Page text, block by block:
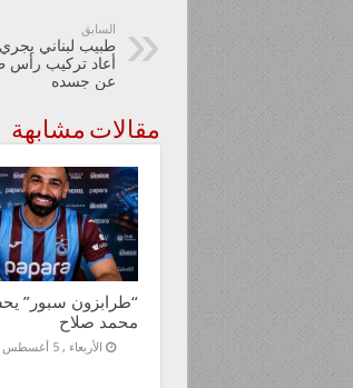
السابق
طبيب لبناني
أعاد تركيب رأس
عن جسده
مقالات مشابهة
“طرابزون سبور”
محمد صلاح
الأربعاء , 5 أغسطس 2026